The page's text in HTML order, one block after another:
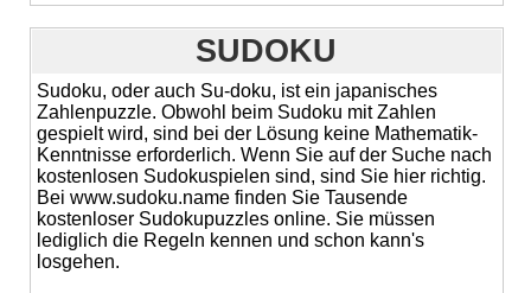
SUDOKU
Sudoku, oder auch Su-doku, ist ein japanisches
Zahlenpuzzle. Obwohl beim Sudoku mit Zahlen
gespielt wird, sind bei der Lösung keine Mathematik-
Kenntnisse erforderlich. Wenn Sie auf der Suche nach
kostenlosen Sudokuspielen sind, sind Sie hier richtig.
Bei www.sudoku.name finden Sie Tausende
kostenloser Sudokupuzzles online. Sie müssen
lediglich die Regeln kennen und schon kann's
losgehen.